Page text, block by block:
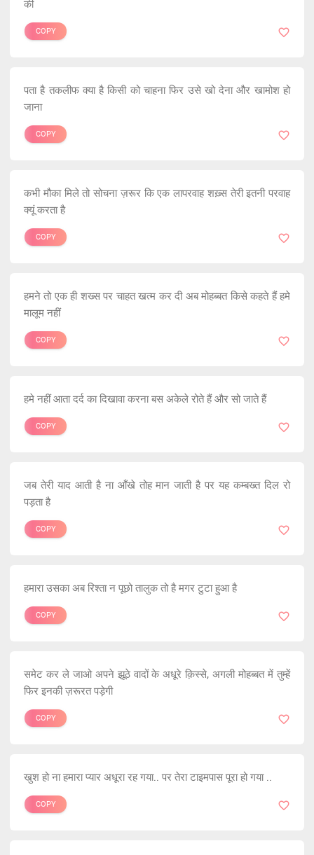
की
COPY
पता है तकलीफ क्या है किसी को चाहना फिर उसे खो देना और खामोश हो
जाना
COPY
कभी मौका मिले तो सोचना ज़रूर कि एक लापरवाह शख़्स तेरी इतनी परवाह
क्यूं करता है
COPY
हमने तो एक ही शख्स पर चाहत खत्म कर दी अब मोहब्बत किसे कहते हैं हमे
मालूम नहीं
COPY
हमे नहीं आता दर्द का दिखावा करना बस अकेले रोते हैं और सो जाते हैं
COPY
जब तेरी याद आती है ना आँखे तोह मान जाती है पर यह कम्बख्त दिल रो
पड़ता है
COPY
हमारा उसका अब रिश्ता न पूछो तालुक तो है मगर टुटा हुआ है
COPY
समेट कर ले जाओ अपने झूठे वादों के अधूरे क़िस्से, अगली मोहब्बत में तुम्हें
फिर इनकी ज़रूरत पड़ेगी
COPY
खुश हो ना हमारा प्यार अधूरा रह गया.. पर तेरा टाइमपास पूरा हो गया ..
COPY